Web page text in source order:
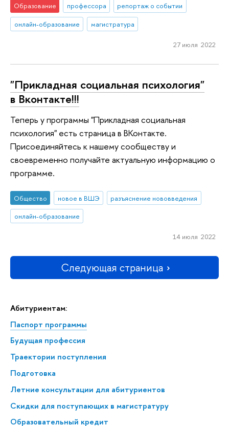
Абитуриентам:
Паспорт программы
Будущая профессия
Траектории поступления
Подготовка
Летние консультации для абитуриентов
Скидки для поступающих в магистратуру
Образовательный кредит
Образование профессора
репортаж о событии
онлайн-образование
магистратура
27 июля 2022
"Прикладная социальная психология"
в Вконтакте!!!
Теперь у программы "Прикладная социальная
психология" есть страница в ВКонтакте.
Присоединяйтесь к нашему сообществу и
своевременно получайте актуальную информацию о
программе.
Общество новое в ВШЭ
разъяснение нововведения
онлайн-образование
14 июля 2022
Следующая страница